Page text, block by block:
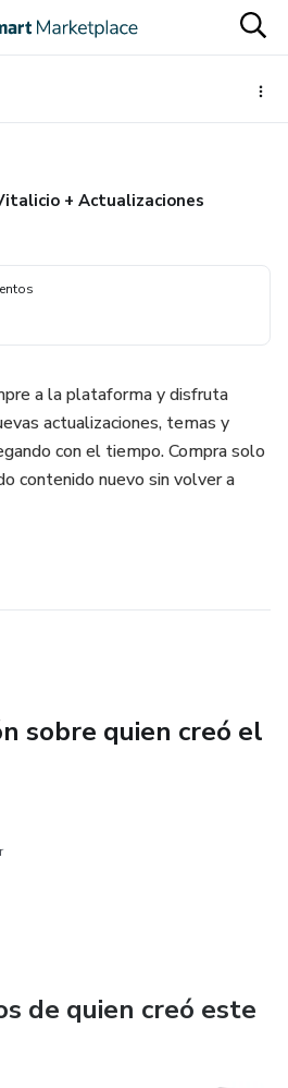
+ Actualizaciones
a la plataforma y disfruta
actualizaciones, temas y
con el tiempo. Compra solo
contenido nuevo sin volver a
sobre quien creó el
de quien creó este